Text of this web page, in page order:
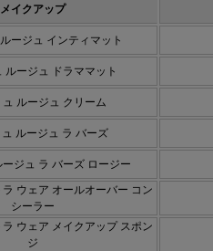
メイクアップ
ージュ インティマット
ルージュ ドラママット
ュ ルージュ クリーム
ルージュ ラ バーズ
ジュ ラ バーズ ロージー
ウェア オールオーバー コン
シーラー
ウェア メイクアップ スポン
ジ